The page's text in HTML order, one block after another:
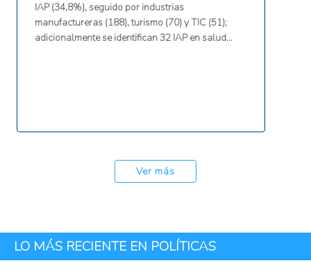
IAP (34,8%), seguido por industrias
manufactureras (188), turismo (70) y TIC (51);
adicionalmente se identifican 32 IAP en salud
Ver más
LO MÁS RECIENTE EN POLÍTICAS